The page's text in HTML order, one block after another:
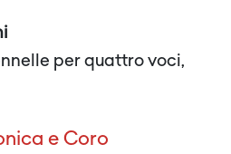
per quattro voci,
e Coro